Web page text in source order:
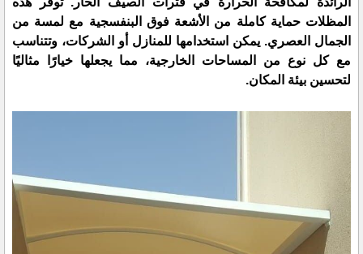
المظلات حماية كاملة من الأشعة فوق البنفسجية مع لمسة من
الجمال العصري. يمكن استخدامها للمنازل أو الشركات، وتتناسب
مع كل نوع من المساحات الخارجية، مما يجعلها خيارًا مثاليًا
لتحسين بيئة المكان.